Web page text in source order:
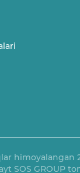
komissiyalari
himoyalangan
SOS GROUP